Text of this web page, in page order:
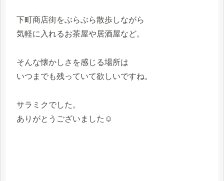
下町商店街をぶらぶら散歩しながら
気軽に入れるお茶屋や居酒屋など。
そんな懐かしさを感じる場所は
いつまでも残っていて欲しいですね。
サラミクでした。
ありがとうございました☺